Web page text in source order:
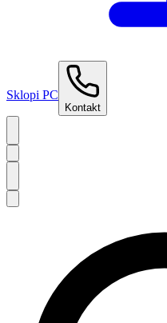
Sklopi PC
Kontakt